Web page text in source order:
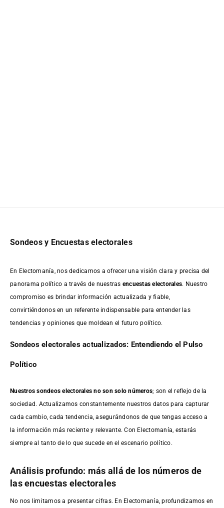
Sondeos y Encuestas electorales
En Electomanía, nos dedicamos a ofrecer una visión clara y precisa del
panorama político a través de nuestras encuestas electorales. Nuestro
compromiso es brindar información actualizada y fiable,
convirtiéndonos en un referente indispensable para entender las
tendencias y opiniones que moldean el futuro político.
Sondeos electorales actualizados: Entendiendo el Pulso
Político
Nuestros sondeos electorales no son solo números; son el reflejo de la
sociedad. Actualizamos constantemente nuestros datos para capturar
cada cambio, cada tendencia, asegurándonos de que tengas acceso a
la información más reciente y relevante. Con Electomanía, estarás
siempre al tanto de lo que sucede en el escenario político.
Análisis profundo: más allá de los números de
las encuestas electorales
No nos limitamos a presentar cifras. En Electomanía, profundizamos en